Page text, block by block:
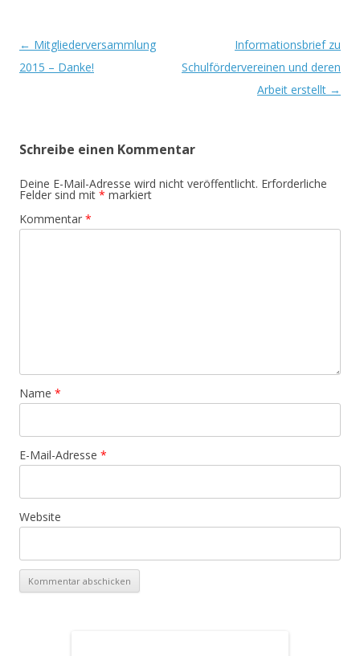
Beitrags-
Navigation
← Mitgliederversammlung
2015 – Danke!
Informationsbrief zu
Schulfördervereinen und deren
Arbeit erstellt →
Schreibe einen Kommentar
Deine E-Mail-Adresse wird nicht veröffentlicht. Erforderliche
Felder sind mit * markiert
Kommentar *
Name *
E-Mail-Adresse *
Website